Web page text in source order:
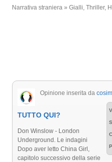
Narrativa straniera » Gialli, Thriller,
Opinione inserita da
TUTTO QUI?
Don Winslow - London
Underground. Le indagini
Dopo aver letto China Girl,
capitolo successivo della serie